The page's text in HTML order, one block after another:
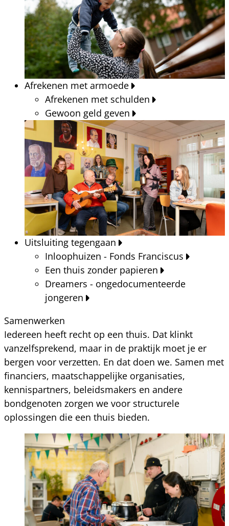
Afrekenen met armoede
Afrekenen met schulden
Gewoon geld geven
Uitsluiting tegengaan
Inloophuizen - Fonds Franciscus
Een thuis zonder papieren
Dreamers - ongedocumenteerde
jongeren
Samenwerken
Iedereen heeft recht op een thuis. Dat klinkt
vanzelfsprekend, maar in de praktijk moet je er
bergen voor verzetten. En dat doen we. Samen met
financiers, maatschappelijke organisaties,
kennispartners, beleidsmakers en andere
bondgenoten zorgen we voor structurele
oplossingen die een thuis bieden.